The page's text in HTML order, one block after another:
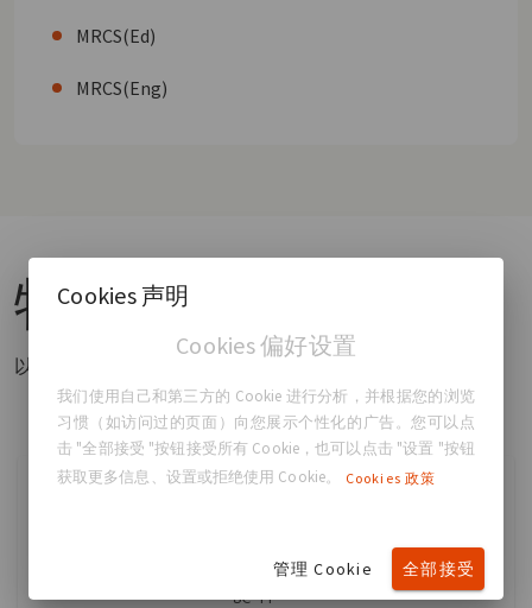
MRCS(Ed)
MRCS(Eng)
特色外科医生
以下是最近添加到我们目录中的外科医生
Cookies 声明
Cookies 偏好设置
我们使用自己和第三方的 Cookie 进行分析，并根据您的浏览
习惯（如访问过的页面）向您展示个性化的广告。您可以点
击 "全部接受 "按钮接受所有 Cookie，也可以点击 "设置 "按钮
获取更多信息、设置或拒绝使用 Cookie。
Cookies 政策
管理 Cookie 全部接受